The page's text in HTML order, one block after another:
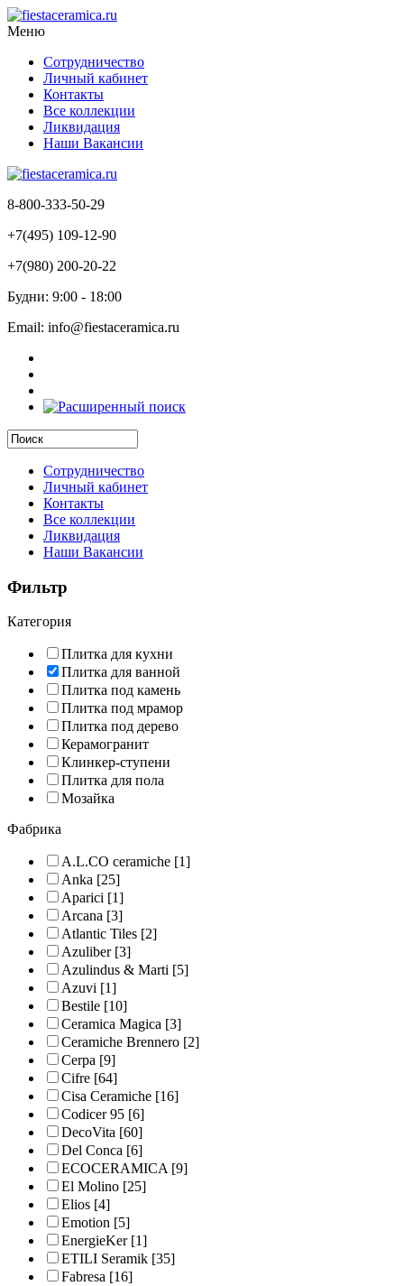
Меню
Сотрудничество
Личный кабинет
Контакты
Все коллекции
Ликвидация
Наши Вакансии
8-800-333-50-29
+7(495) 109-12-90
+7(980) 200-20-22
Будни: 9:00 - 18:00
Email: info@fiestaceramica.ru
Сотрудничество
Личный кабинет
Контакты
Все коллекции
Ликвидация
Наши Вакансии
Фильтр
Категория
Плитка для кухни
Плитка для ванной
Плитка под камень
Плитка под мрамор
Плитка под дерево
Керамогранит
Клинкер-ступени
Плитка для пола
Мозайка
Фабрика
A.L.CO ceramiche [1]
Anka [25]
Aparici [1]
Arcana [3]
Atlantic Tiles [2]
Azuliber[3]
Azulindus & Marti [5]
Azuvi [1]
Bestile [10]
Ceramica Magica [3]
Ceramiche Brennero [2]
Cerpa [9]
Cifre [64]
Cisa Ceramiche [16]
Codicer 95 [6]
DecoVita [60]
Del Conca [6]
ECOCERAMICA[9]
El Molino [25]
Elios [4]
Emotion [5]
EnergieKer[1]
ETILI Seramik [35]
Fabresa [16]